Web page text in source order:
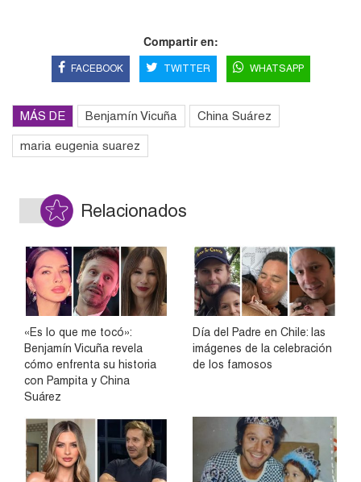
Compartir en:
FACEBOOK TWITTER WHATSAPP
MÁS DE Benjamín Vicuña China Suárez
maria eugenia suarez
Relacionados
«Es lo que me tocó»:
Benjamín Vicuña revela
cómo enfrenta su historia
con Pampita y China
Suárez
Día del Padre en Chile: las
imágenes de la celebración
de los famosos